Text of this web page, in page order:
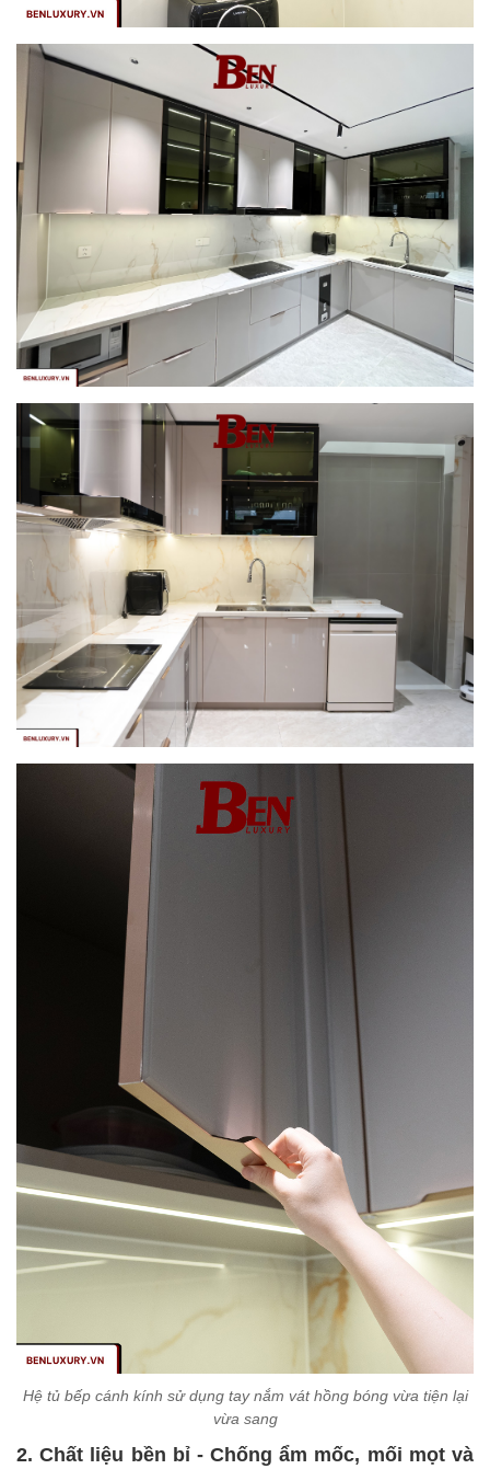
Hệ tủ bếp cánh kính sử dụng tay nắm vát hồng bóng vừa tiện lại
vừa sang
2. Chất liệu bền bỉ - Chống ẩm mốc, mối mọt và